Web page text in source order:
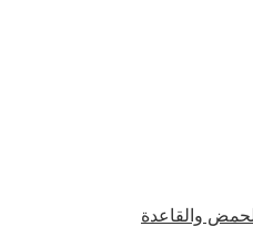
والقاعدة